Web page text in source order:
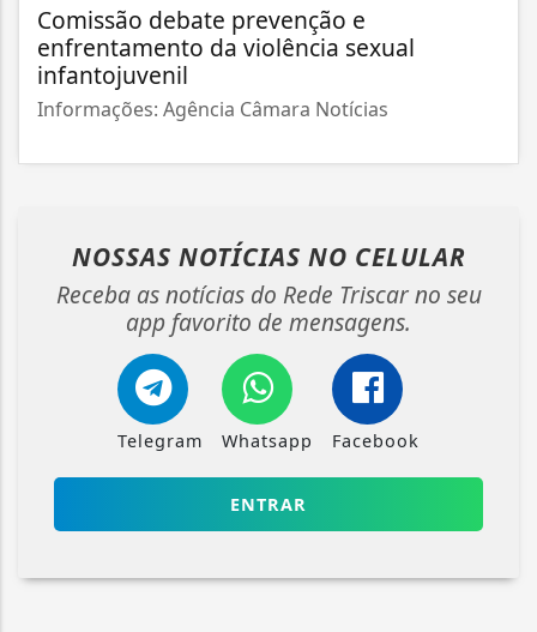
Comissão debate prevenção e
enfrentamento da violência sexual
infantojuvenil
Informações: Agência Câmara Notícias
NOSSAS NOTÍCIAS NO CELULAR
Receba as notícias do Rede Triscar no seu
app favorito de mensagens.
Telegram Whatsapp Facebook
ENTRAR